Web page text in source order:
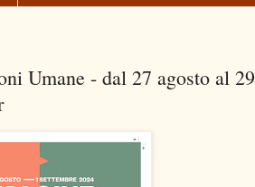
Umane - dal 27 agosto al 29